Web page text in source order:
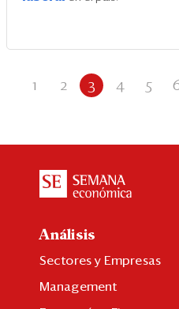
1 2 3 4 5
Análisis
Sectores y Empresas
Management